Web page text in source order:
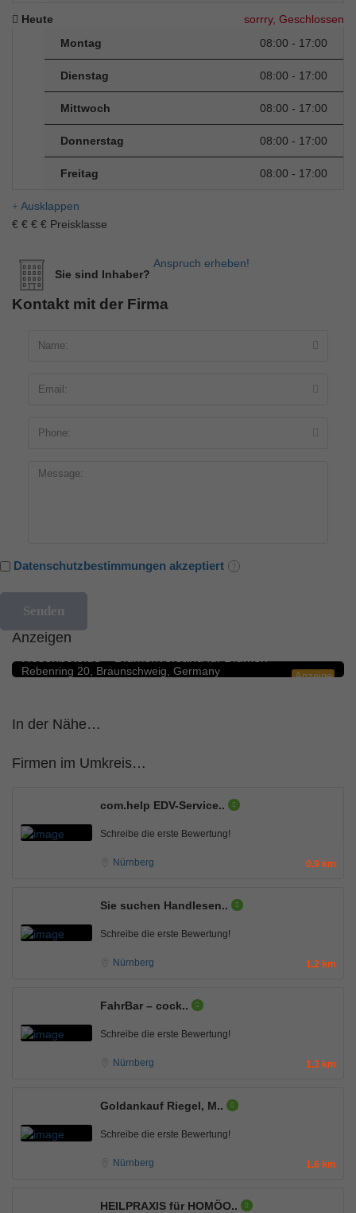
Heute
sorrry, Geschlossen
Montag
08:00 - 17:00
Dienstag 08:00 - 17:00
Mittwoch 08:00 - 17:00
Donnerstag 08:00 - 17:00
Freitag 08:00 - 17:00
Ausklappen
€ € € € Preisklasse
Sie sind Inhaber?
Anspruch erheben!
Kontakt mit der Firma
Datenschutzbestimmungen akzeptiert
Anzeigen
Anzeige
Blumengeschäfte
Rebenring 20, Braunschweig, Germany
In der Nähe…
Firmen im Umkreis…
com.help EDV-Service..
Schreibe die erste Bewertung!
Nürnberg 0.9 km
Sie suchen Handlesen..
Schreibe die erste Bewertung!
Nürnberg 1.2 km
FahrBar – cock..
Schreibe die erste Bewertung!
Nürnberg 1.3 km
Goldankauf Riegel, M..
Schreibe die erste Bewertung!
Nürnberg 1.6 km
HEILPRAXIS für HOMÖO..